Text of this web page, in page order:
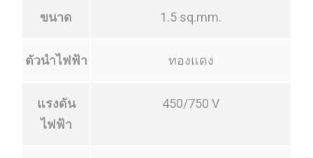
ขนาด 1.5 sq.mm.
ตัวนำไฟฟ้า ทองแดง
แรงดัน
ไฟฟ้า
450/750 V